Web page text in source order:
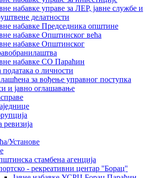
набавке управе за ЛЕР, јавне службе и
делатности
набавке Председника општине
набавке Општинског већа
набавке Општинског
набавке СО Параћин
података о личности
за вођење управног поступка
и јавно оглашавање
Установе
стамбенa агенцијa
- рекреативни центар ''Борац''